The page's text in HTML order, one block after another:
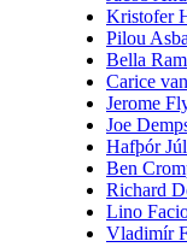
Kristofer
Pilou
Bella
Carice
Jerome
Joe
Hafþór
Ben
Richard
Lino
Vladimír